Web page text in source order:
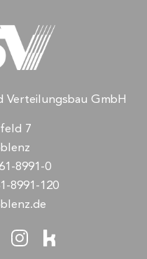
Verteilungsbau GmbH
7
8991-0
8991-120